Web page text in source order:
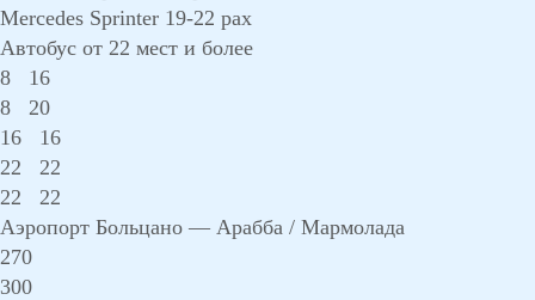
Mercedes Sprinter 19-22 pax
Автобус от 22 мест и более
8
16
8
20
16
16
22
22
22
22
Аэропорт Больцано — Арабба / Мармолада
270
300